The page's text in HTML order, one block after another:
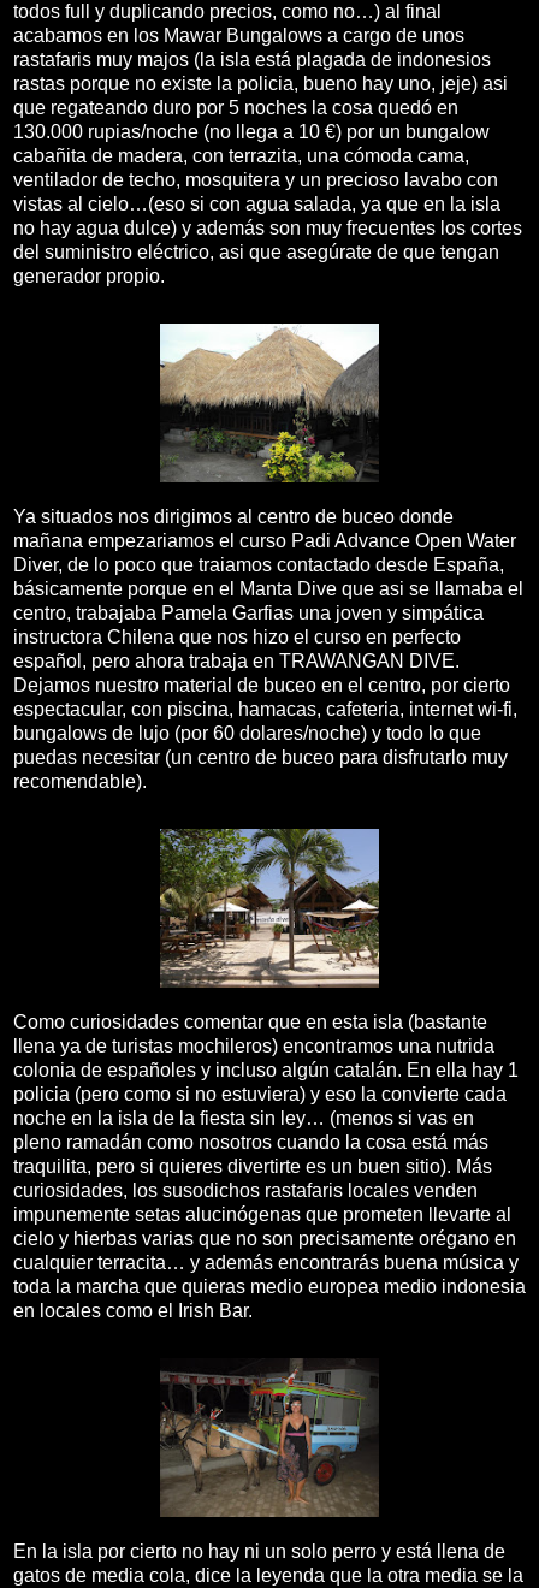
todos full y duplicando precios, como no…) al final
acabamos en los Mawar Bungalows a cargo de unos
rastafaris muy majos (la isla está plagada de indonesios
rastas porque no existe la policia, bueno hay uno, jeje) asi
que regateando duro por 5 noches la cosa quedó en
130.000 rupias/noche (no llega a 10 €) por un bungalow
cabañita de madera, con terrazita, una cómoda cama,
ventilador de techo, mosquitera y un precioso lavabo con
vistas al cielo…(eso si con agua salada, ya que en la isla
no hay agua dulce) y además son muy frecuentes los cortes
del suministro eléctrico, asi que asegúrate de que tengan
generador propio.
Ya situados nos dirigimos al centro de buceo donde
mañana empezariamos el curso Padi Advance Open Water
Diver, de lo poco que traiamos contactado desde España,
básicamente porque en el Manta Dive que asi se llamaba el
centro, trabajaba Pamela Garfias una joven y simpática
instructora Chilena que nos hizo el curso en perfecto
español, pero ahora trabaja en TRAWANGAN DIVE.
Dejamos nuestro material de buceo en el centro, por cierto
espectacular, con piscina, hamacas, cafeteria, internet wi-fi,
bungalows de lujo (por 60 dolares/noche) y todo lo que
puedas necesitar (un centro de buceo para disfrutarlo muy
recomendable).
Como curiosidades comentar que en esta isla (bastante
llena ya de turistas mochileros) encontramos una nutrida
colonia de españoles y incluso algún catalán. En ella hay 1
policia (pero como si no estuviera) y eso la convierte cada
noche en la isla de la fiesta sin ley… (menos si vas en
pleno ramadán como nosotros cuando la cosa está más
traquilita, pero si quieres divertirte es un buen sitio). Más
curiosidades, los susodichos rastafaris locales venden
impunemente setas alucinógenas que prometen llevarte al
cielo y hierbas varias que no son precisamente orégano en
cualquier terracita… y además encontrarás buena música y
toda la marcha que quieras medio europea medio indonesia
en locales como el Irish Bar.
En la isla por cierto no hay ni un solo perro y está llena de
gatos de media cola, dice la leyenda que la otra media se la